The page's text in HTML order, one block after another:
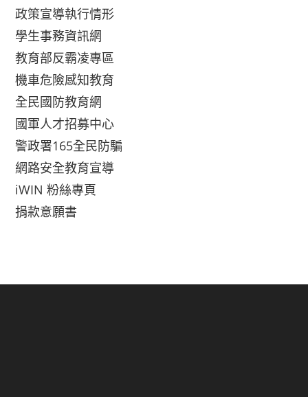
政策宣導執行情形
學生事務資訊網
教育部反霸凌專區
機車危險感知教育
全民國防教育網
國軍人才招募中心
警政署165全民防騙
網路安全教育宣導
iWIN 粉絲專頁
捐款意願書